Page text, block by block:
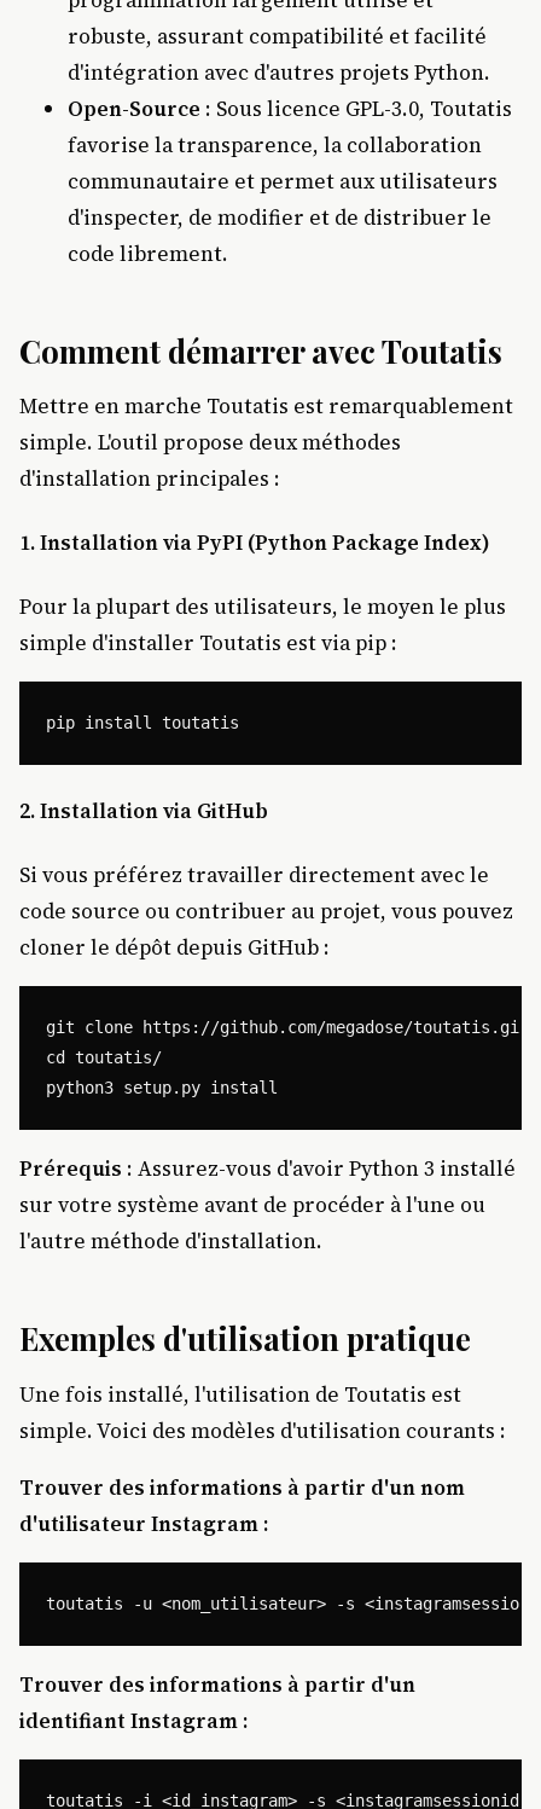
robuste, assurant compatibilité et facilité
d'intégration avec d'autres projets Python.
Open-Source : Sous licence GPL-3.0, Toutatis
favorise la transparence, la collaboration
communautaire et permet aux utilisateurs
d'inspecter, de modifier et de distribuer le
code librement.
Comment démarrer avec Toutatis
Mettre en marche Toutatis est remarquablement
simple. L'outil propose deux méthodes
d'installation principales :
1. Installation via PyPI (Python Package Index)
Pour la plupart des utilisateurs, le moyen le plus
simple d'installer Toutatis est via pip :
2. Installation via GitHub
Si vous préférez travailler directement avec le
code source ou contribuer au projet, vous pouvez
cloner le dépôt depuis GitHub :
git clone https://github.com/megadose/toutatis.git
cd toutatis/
Prérequis : Assurez-vous d'avoir Python 3 installé
sur votre système avant de procéder à l'une ou
l'autre méthode d'installation.
Exemples d'utilisation pratique
Une fois installé, l'utilisation de Toutatis est
simple. Voici des modèles d'utilisation courants :
Trouver des informations à partir d'un nom
d'utilisateur Instagram :
Trouver des informations à partir d'un
identifiant Instagram :